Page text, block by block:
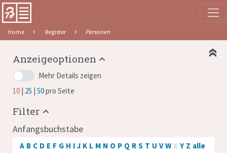
Home Register Personen
Anzeigeoptionen
Mehr Details zeigen
10 25 50pro Seite
Filter
Anfangsbuchstabe
A B C D E F G H I J K L M N O P Q R S T U V W X Y Z alle